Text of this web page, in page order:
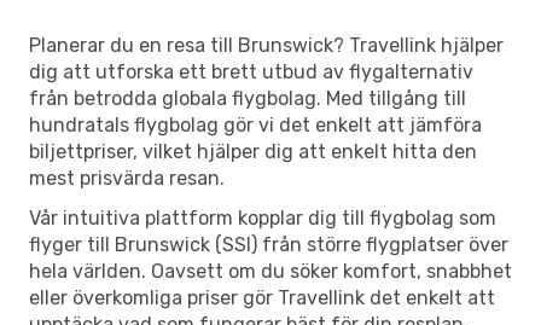
Planerar du en resa till Brunswick? Travellink hjälper
dig att utforska ett brett utbud av flygalternativ
från betrodda globala flygbolag. Med tillgång till
hundratals flygbolag gör vi det enkelt att jämföra
biljettpriser, vilket hjälper dig att enkelt hitta den
mest prisvärda resan.
Vår intuitiva plattform kopplar dig till flygbolag som
flyger till Brunswick (SSI) från större flygplatser över
hela världen. Oavsett om du söker komfort, snabbhet
eller överkomliga priser gör Travellink det enkelt att